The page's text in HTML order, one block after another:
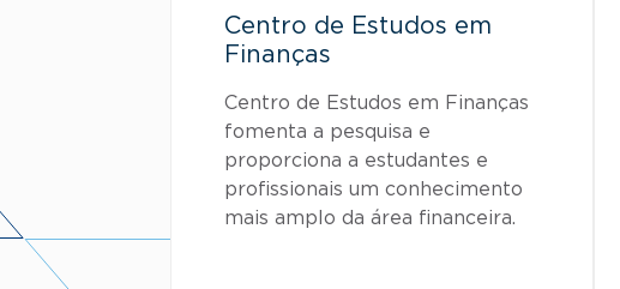
Centro de Estudos em
Finanças
Centro de Estudos em Finanças
fomenta a pesquisa e
proporciona a estudantes e
profissionais um conhecimento
mais amplo da área financeira.